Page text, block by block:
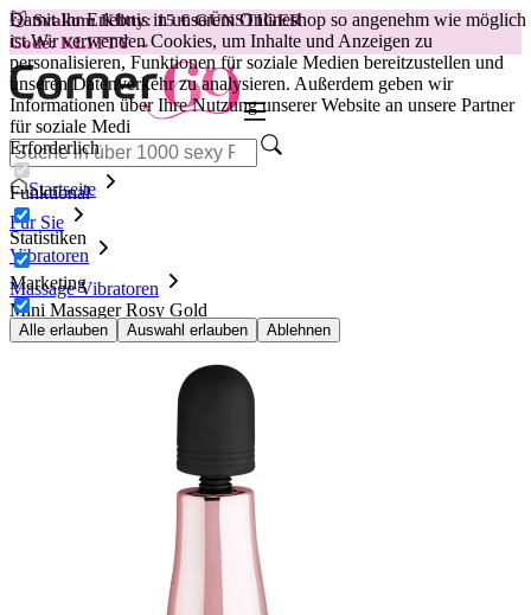
Damit Ihr Erlebnis in unserem Onlineshop so angenehm wie möglich
ist.Wir verwenden Cookies, um Inhalte und Anzeigen zu
personalisieren, Funktionen für soziale Medien bereitzustellen und
unseren Datenverkehr zu analysieren. Außerdem geben wir
Informationen über Ihre Nutzung unserer Website an unsere Partner
für soziale Medi
Erforderlich
Funktional
Statistiken
Marketing
Alle erlauben Auswahl erlauben Ablehnen
😽Svakom Klitty: 15 € GÜNSTIGER
Code: KLITTY →
Startseite
Für Sie
Vibratoren
Massage Vibratoren
Mini Massager Rosy Gold